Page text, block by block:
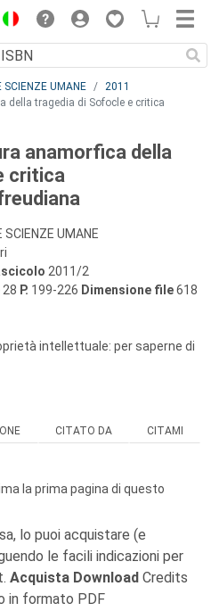
SCIENZE UMANE
2011
della tragedia di Sofocle e critica
anamorfica della
critica
SCIENZE UMANE
2011/2
28 P. 199-226 Dimensione file618
intellettuale: per saperne di
CITATO DA CITAMI
la prima pagina di questo
lo puoi acquistare (e
le facili indicazioni per
Acquista Download Credits
in formato PDF